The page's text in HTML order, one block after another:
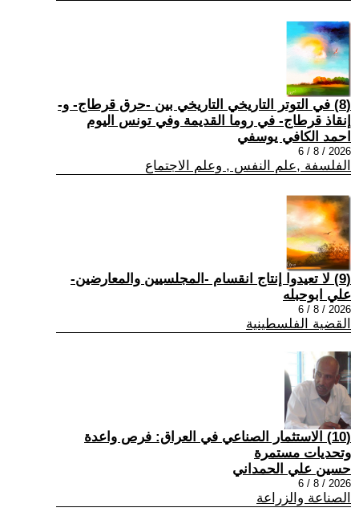
(8) في التوتر التاريخي التاريخي بين -حرق قرطاج- و-
إنقاذ قرطاج- في روما القديمة وفي تونس اليوم
احمد الكافي يوسفي
2026 / 8 / 6
الفلسفة ,علم النفس , وعلم الاجتماع
(9) لا تعيدوا إنتاج انقسام -المجلسيين والمعارضين-
علي ابوحبله
2026 / 8 / 6
القضية الفلسطينية
(10) الاستثمار الصناعي في العراق: فرص واعدة
وتحديات مستمرة
حسين علي الحمداني
2026 / 8 / 6
الصناعة والزراعة